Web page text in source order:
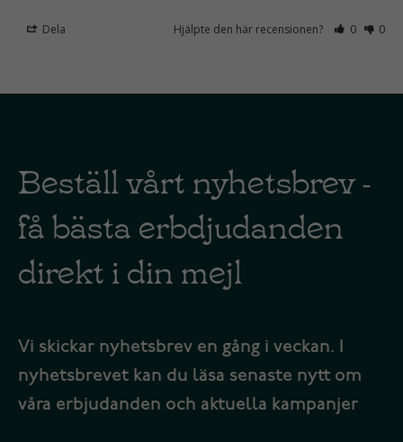
Dela Hjälpte den här recensionen? 0 0
Beställ vårt nyhetsbrev -
få bästa erbdjudanden
direkt i din mejl
Vi skickar nyhetsbrev en gång i veckan. I
nyhetsbrevet kan du läsa senaste nytt om
våra erbjudanden och aktuella kampanjer